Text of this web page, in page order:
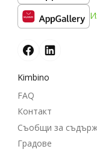
Kimbino
FAQ
Контакт
Съобщи за
Градове